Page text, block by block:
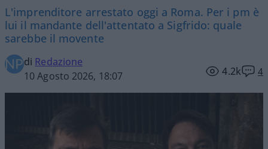
L'imprenditore arrestato oggi a Roma. Per i pm è
lui il mandante dell'attentato a Sigfrido: quale
sarebbe il movente
di Redazione
10 Agosto 2026, 18:07
4.2k 4